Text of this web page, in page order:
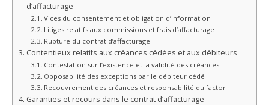
d’affacturage
Vices du consentement et obligation d’information
Litiges relatifs aux commissions et frais d’affacturage
Rupture du contrat d’affacturage
Contentieux relatifs aux créances cédées et aux débiteurs
Contestation sur l’existence et la validité des créances
Opposabilité des exceptions par le débiteur cédé
Recouvrement des créances et responsabilité du factor
Garanties et recours dans le contrat d’affacturage